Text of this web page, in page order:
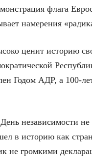
флага
намерения
ценит историю
Годом АДР, а 100-
независимости
в историю как
не громкими